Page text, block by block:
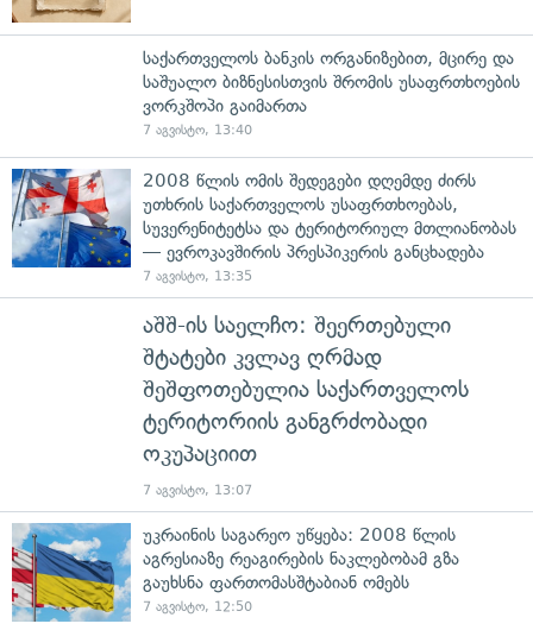
საქართველოს ბანკის ორგანიზებით, მცირე და
საშუალო ბიზნესისთვის შრომის უსაფრთხოების
ვორკშოპი გაიმართა
7 აგვისტო, 13:40
2008 წლის ომის შედეგები დღემდე ძირს
უთხრის საქართველოს უსაფრთხოებას,
სუვერენიტეტსა და ტერიტორიულ მთლიანობას
— ევროკავშირის პრესპიკერის განცხადება
7 აგვისტო, 13:35
აშშ-ის საელჩო: შეერთებული
შტატები კვლავ ღრმად
შეშფოთებულია საქართველოს
ტერიტორიის განგრძობადი
ოკუპაციით
7 აგვისტო, 13:07
უკრაინის საგარეო უწყება: 2008 წლის
აგრესიაზე რეაგირების ნაკლებობამ გზა
გაუხსნა ფართომასშტაბიან ომებს
7 აგვისტო, 12:50